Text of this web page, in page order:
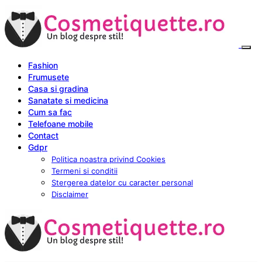
Fashion
Frumusete
Casa si gradina
Sanatate si medicina
Cum sa fac
Telefoane mobile
Contact
Gdpr
Politica noastra privind Cookies
Termeni si conditii
Stergerea datelor cu caracter personal
Disclaimer